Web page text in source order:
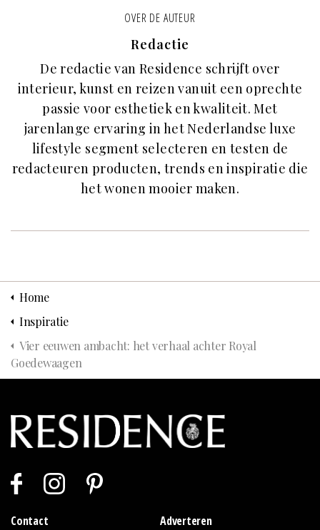
OVER DE AUTEUR
Redactie
De redactie van Residence schrijft over
interieur, kunst en reizen vanuit een oprechte
passie voor esthetiek en kwaliteit. Met
jarenlange ervaring in het Nederlandse luxe
lifestyle segment selecteren en testen de
redacteuren producten, trends en inspiratie die
het wonen mooier maken.
Home
Inspiratie
Vier eeuwen ambacht: het verhaal achter Royal
Goedewaagen
Contact
Adverteren